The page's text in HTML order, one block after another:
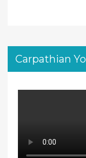
Carpathian